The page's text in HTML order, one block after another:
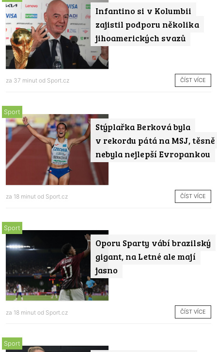
Infantino si v Kolumbii
zajistil podporu několika
jihoamerických svazů
za 37 minut od Sport.cz ČÍST VÍCE
Stýplařka Berková byla
v rekordu pátá na MSJ, těsně
nebyla nejlepší Evropankou
Sport
za 18 minut od Sport.cz ČÍST VÍCE
Oporu Sparty vábí brazilský
gigant, na Letné ale mají
jasno
Sport
za 18 minut od Sport.cz ČÍST VÍCE
Sport